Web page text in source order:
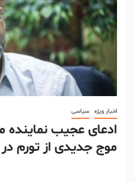
اخبار ویژه سیاسی
ادعای عجیب نماینده
موج جدیدی از تورم